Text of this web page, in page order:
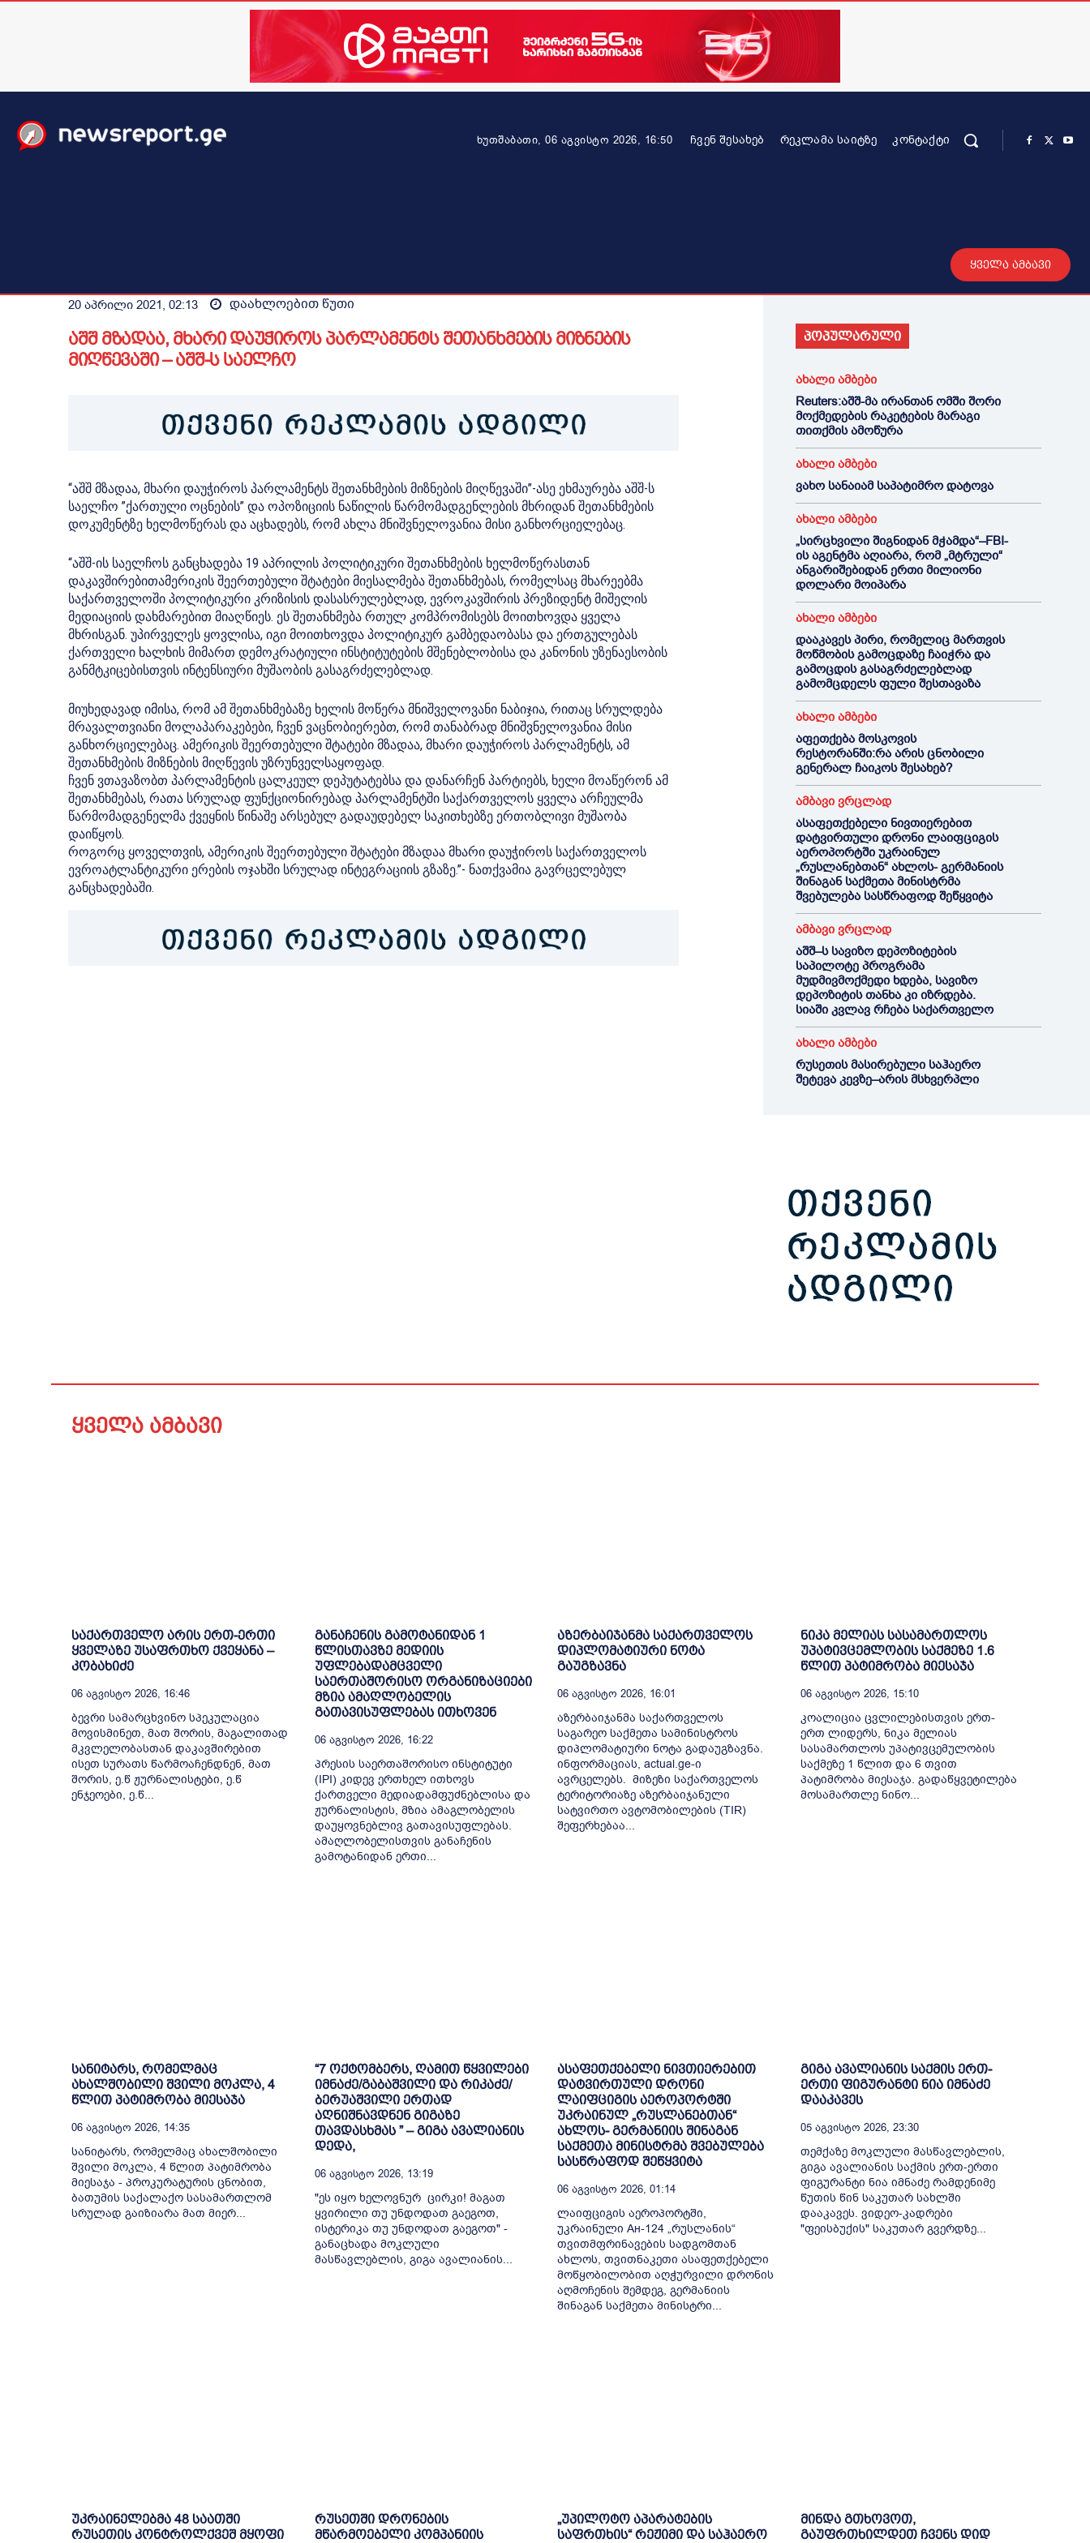
ხუთშაბათი, 06 აგვისტო 2026, 16:50 ᲩᲕᲔᲜ ᲨᲔᲡᲐᲮᲔᲑ ᲠᲔᲙᲚᲐᲛᲐ ᲡᲐᲘᲢᲖᲔ ᲙᲝᲜᲢᲐᲥᲢᲘ
ყველა ამბავი
20 აპრილი 2021, 02:13 დაახლოებით წუთი
აშშ მზადაა, მხარი დაუჭიროს პარლამენტს შეთანხმების მიზნების
მიღწევაში – აშშ-ს საელჩო
“აშშ მზადაა, მხარი დაუჭიროს პარლამენტს შეთანხმების მიზნების მიღწევაში”-ასე ეხმაურება აშშ-ს
საელჩო ”ქართული ოცნების” და ოპოზიციის ნაწილის წარმომადგენლების მხრიდან შეთანხმების
დოკუმენტზე ხელმოწერას და აცხადებს, რომ ახლა მნიშვნელოვანია მისი განხორციელებაც.
“აშშ-ის საელჩოს განცხადება 19 აპრილის პოლიტიკური შეთანხმების ხელმოწერასთან
დაკავშირებითამერიკის შეერთებული შტატები მიესალმება შეთანხმებას, რომელსაც მხარეებმა
საქართველოში პოლიტიკური კრიზისის დასასრულებლად, ევროკავშირის პრეზიდენტ მიშელის
მედიაციის დახმარებით მიაღწიეს. ეს შეთანხმება რთულ კომპრომისებს მოითხოვდა ყველა
მხრისგან. უპირველეს ყოვლისა, იგი მოითხოვდა პოლიტიკურ გამბედაობასა და ერთგულებას
ქართველი ხალხის მიმართ დემოკრატიული ინსტიტუტების მშენებლობისა და კანონის უზენაესობის
განმტკიცებისთვის ინტენსიური მუშაობის გასაგრძელებლად.
მიუხედავად იმისა, რომ ამ შეთანხმებაზე ხელის მოწერა მნიშველოვანი ნაბიჯია, რითაც სრულდება
მრავალთვიანი მოლაპარაკებები, ჩვენ ვაცნობიერებთ, რომ თანაბრად მნიშვნელოვანია მისი
განხორციელებაც. ამერიკის შეერთებული შტატები მზადაა, მხარი დაუჭიროს პარლამენტს, ამ
შეთანხმების მიზნების მიღწევის უზრუნველსაყოფად.
ჩვენ ვთავაზობთ პარლამენტის ცალკეულ დეპუტატებსა და დანარჩენ პარტიებს, ხელი მოაწერონ ამ
შეთანხმებას, რათა სრულად ფუნქციონირებად პარლამენტში საქართველოს ყველა არჩეულმა
წარმომადგენელმა ქვეყნის წინაშე არსებულ გადაუდებელ საკითხებზე ერთობლივი მუშაობა
დაიწყოს.
როგორც ყოველთვის, ამერიკის შეერთებული შტატები მზადაა მხარი დაუჭიროს საქართველოს
ევროატლანტიკური ერების ოჯახში სრულად ინტეგრაციის გზაზე.”- ნათქვამია გავრცელებულ
განცხადებაში.
პოპულარული
ახალი ამბები
Reuters:აშშ-მა ირანთან ომში შორი
მოქმედების რაკეტების მარაგი
თითქმის ამოწურა
ახალი ამბები
ვახო სანაიამ საპატიმრო დატოვა
ახალი ამბები
„სირცხვილი შიგნიდან მჭამდა“–FBI-
ის აგენტმა აღიარა, რომ „მტრული“
ანგარიშებიდან ერთი მილიონი
დოლარი მოიპარა
ახალი ამბები
დააკავეს პირი, რომელიც მართვის
მოწმობის გამოცდაზე ჩაიჭრა და
გამოცდის გასაგრძელებლად
გამომცდელს ფული შესთავაზა
ახალი ამბები
აფეთქება მოსკოვის
რესტორანში:რა არის ცნობილი
გენერალ ჩაიკოს შესახებ?
ამბავი ვრცლად
ასაფეთქებელი ნივთიერებით
დატვირთული დრონი ლაიფციგის
აეროპორტში უკრაინულ
„რუსლანებთან“ ახლოს- გერმანიის
შინაგან საქმეთა მინისტრმა
შვებულება სასწრაფოდ შეწყვიტა
ამბავი ვრცლად
აშშ–ს სავიზო დეპოზიტების
საპილოტე პროგრამა
მუდმივმოქმედი ხდება, სავიზო
დეპოზიტის თანხა კი იზრდება.
სიაში კვლავ რჩება საქართველო
ახალი ამბები
რუსეთის მასირებული საჰაერო
შეტევა კევზე–არის მსხვერპლი
ყველა ამბავი
საქართველო არის ერთ-ერთი
ყველაზე უსაფრთხო ქვეყანა –
კობახიძე
06 Აგვისტო 2026, 16:46
ბევრი სამარცხვინო სპეკულაცია
მოვისმინეთ, მათ შორის, მაგალითად
მკვლელობასთან დაკავშირებით
ისეთ სურათს წარმოაჩენდნენ, მათ
შორის, ე.წ ჟურნალისტები, ე.წ
ენჯეოები, ე.წ...
განაჩენის გამოტანიდან 1
წლისთავზე მედიის
უფლებადამცველი
საერთაშორისო ორგანიზაციები
მზია ამაღლობელის
გათავისუფლებას ითხოვენ
06 Აგვისტო 2026, 16:22
პრესის საერთაშორისო ინსტიტუტი
(IPI) კიდევ ერთხელ ითხოვს
ქართველი მედიადამფუძნებლისა და
ჟურნალისტის, მზია ამაგლობელის
დაუყოვნებლივ გათავისუფლებას.
ამაღლობელისთვის განაჩენის
გამოტანიდან ერთი...
აზერბაიჯანმა საქართველოს
დიპლომატიური ნოტა
გაუგზავნა
06 Აგვისტო 2026, 16:01
აზერბაიჯანმა საქართველოს
საგარეო საქმეთა სამინისტროს
დიპლომატიური ნოტა გადაუგზავნა.
ინფორმაციას, actual.ge-ი
ავრცელებს. მიზეზი საქართველოს
ტერიტორიაზე აზერბაიჯანული
სატვირთო ავტომობილების (TIR)
შეფერხებაა...
ნიკა მელიას სასამართლოს
უპატივცემლობის საქმეზე 1.6
წლით პატიმრობა მიესაჯა
06 Აგვისტო 2026, 15:10
კოალიცია ცვლილებისთვის ერთ-
ერთ ლიდერს, ნიკა მელიას
სასამართლოს უპატივცემულობის
საქმეზე 1 წლით და 6 თვით
პატიმრობა მიესაჯა. გადაწყვეტილება
მოსამართლე ნინო...
სანიტარს, რომელმაც
ახალშობილი შვილი მოკლა, 4
წლით პატიმრობა მიესაჯა
06 Აგვისტო 2026, 14:35
სანიტარს, რომელმაც ახალშობილი
შვილი მოკლა, 4 წლით პატიმრობა
მიესაჯა - პროკურატურის ცნობით,
ბათუმის საქალაქო სასამართლომ
სრულად გაიზიარა მათ მიერ...
“7 ოქტომბერს, ღამით წყვილები
იმნაძე/გაბაშვილი და რიკაძე/
ბერუაშვილი ერთად
აღნიშნავდნენ გიგაზე
თავდასხმას ” – გიგა ავალიანის
დედა,
06 Აგვისტო 2026, 13:19
"ეს იყო ხელოვნურ ცირკი! მაგათ
ყვირილი თუ უნდოდათ გაეგოთ,
ისტერიკა თუ უნდოდათ გაეგოთ" -
განაცხადა მოკლული
მასწავლებლის, გიგა ავალიანის...
ასაფეთქებელი ნივთიერებით
დატვირთული დრონი
ლაიფციგის აეროპორტში
უკრაინულ „რუსლანებთან“
ახლოს- გერმანიის შინაგან
საქმეთა მინისტრმა შვებულება
სასწრაფოდ შეწყვიტა
06 Აგვისტო 2026, 01:14
ლაიფციგის აეროპორტში,
უკრაინული Ан-124 „რუსლანის“
თვითმფრინავების სადგომთან
ახლოს, თვითნაკეთი ასაფეთქებელი
მოწყობილობით აღჭურვილი დრონის
აღმოჩენის შემდეგ, გერმანიის
შინაგან საქმეთა მინისტრი...
გიგა ავალიანის საქმის ერთ-
ერთი ფიგურანტი ნია იმნაძე
დააკავეს
05 Აგვისტო 2026, 23:30
თემქაზე მოკლული მასწავლებლის,
გიგა ავალიანის საქმის ერთ-ერთი
ფიგურანტი ნია იმნაძე რამდენიმე
წუთის წინ საკუთარ სახლში
დააკავეს. ვიდეო-კადრები
"ფეისბუქის" საკუთარ გვერდზე...
უკრაინელებმა 48 საათში
რუსეთის კონტროლქვეშ მყოფი
რუსეთში დრონების
მწარმოებელი კომპანიის
„უპილოტო აპარატების
საფრთხის“ რეჟიმი და საჰაერო
მინდა გთხოვოთ,
გაუფრთხილდეთ ჩვენს დიდ